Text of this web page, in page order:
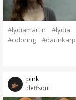
#lydiamartin #lydia
#coloring
#darinkarp
deffsoul
pink